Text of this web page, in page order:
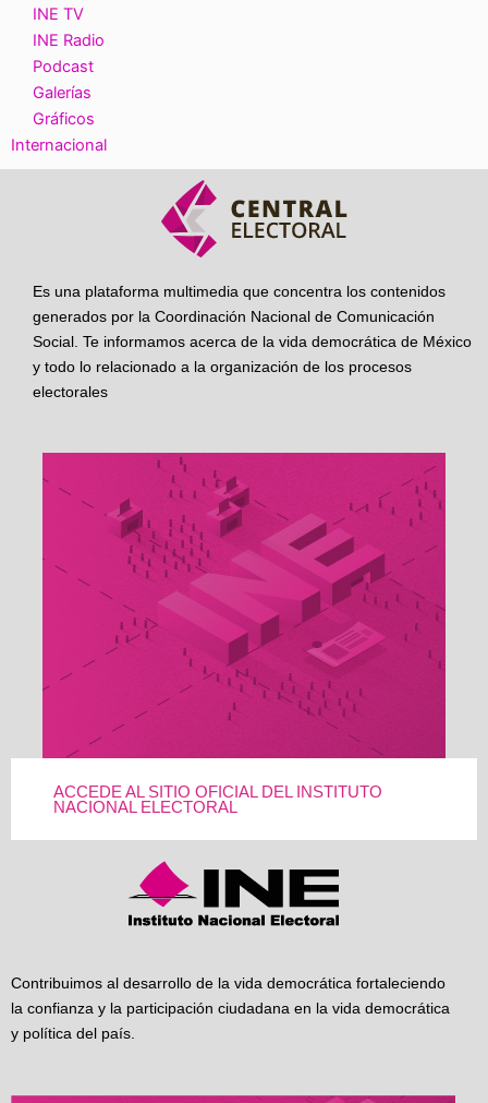
INE TV
INE Radio
Podcast
Galerías
Gráficos
Internacional
Es una plataforma multimedia que concentra los contenidos
generados por la Coordinación Nacional de Comunicación
Social. Te informamos acerca de la vida democrática de México
y todo lo relacionado a la organización de los procesos
electorales
ACCEDE AL SITIO OFICIAL DEL INSTITUTO
NACIONAL ELECTORAL
Contribuimos al desarrollo de la vida democrática fortaleciendo
la confianza y la participación ciudadana en la vida democrática
y política del país.